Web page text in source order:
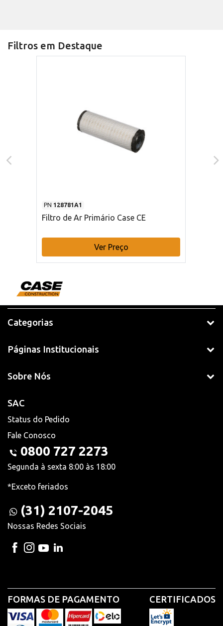
Filtros em Destaque
PN 128781A1
Filtro de Ar Primário Case CE
Ver Preço
Categorias
Páginas Institucionais
Sobre Nós
SAC
Status do Pedido
Fale Conosco
0800 727 2273
Segunda à sexta 8:00 às 18:00
*Exceto feriados
(31) 2107-2045
Nossas Redes Sociais
FORMAS DE PAGAMENTO CERTIFICADOS